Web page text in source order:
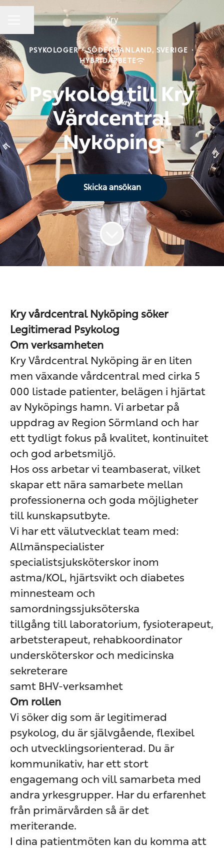
KARRIÄRMENY Kry
Dela sidan
PSYKOLOGER · SÖDERMANLAND, SVERIGE ·
HYBRIDARBETE
Psykolog till Kry
Vårdcentral
Nyköping
Skicka ansökan
Kry vårdcentral Nyköping söker
Legitimerad Psykolog
Om verksamheten
Kry Vårdcentral Nyköping är en liten
men växande vårdcentral med cirka 5
000 listade patienter, belägen i hjärtat
av Nyköpings hamn. Vi arbetar på
uppdrag av Region Sörmland och har
ett tydligt fokus på kvalitet, kontinuitet
och god arbetsmiljö.
Hos oss arbetar vi teambaserat, vilket
skapar ett nära samarbete mellan
professionerna och goda möjligheter
till kunskapsutbyte.
Vi har ett välutvecklat team med:
Allmänspecialister
specialistsjuksköterskor inom
astma/KOL, hjärtsvikt och diabetes
minnesteam och
samordningssjuksöterska
tillgång till laboratorium, fysioterapeut,
arbetsterapeut, rehabkoordinator
undersköterskor och medicinska
sekreterare
samt BHV-verksamhet
Om rollen
Vi söker dig som är legitimerad
psykolog, du är självgående, flexibel
och utvecklingsorienterad. Du är
kommunikativ, har ett stort
engagemang och vill samarbeta med
andra yrkesgrupper. Har du erfarenhet
från primärvården så är det
meriterande.
I dina patientmöten kan du komma att